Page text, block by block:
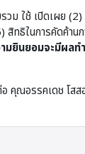
ม ใช้ เปิดเผย
ทธิในการคัดค้าน
ยินยอมจะมีผลท
คุณอรรคเดช โส